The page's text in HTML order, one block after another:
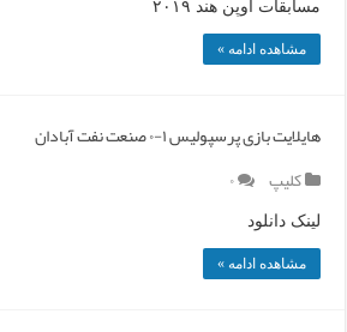
مسابقات اوپن هند ۲۰۱۹
مشاهده ادامه »
هایلایت بازی پرسپولیس ۱-۰ صنعت نفت آبادان
کلیپ
۰
لینک دانلود
مشاهده ادامه »